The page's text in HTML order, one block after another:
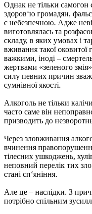
Однак не тільки самогон
здоров‘ю громадян,
є небезпечною. Адже
виготовлялась та
складу, в яких умовах і
вживання такої оковитої
важкими, іноді –
жертвами «зеленого
силу певних причин
сумнівної якості.
Алкоголь не тільки
часто саме він
призводить до
Через зловживання
вчинення
тілесних ушкоджень,
неповний перелік тих
стані сп‘яніння.
Але це – наслідки. З
потрібно спільним